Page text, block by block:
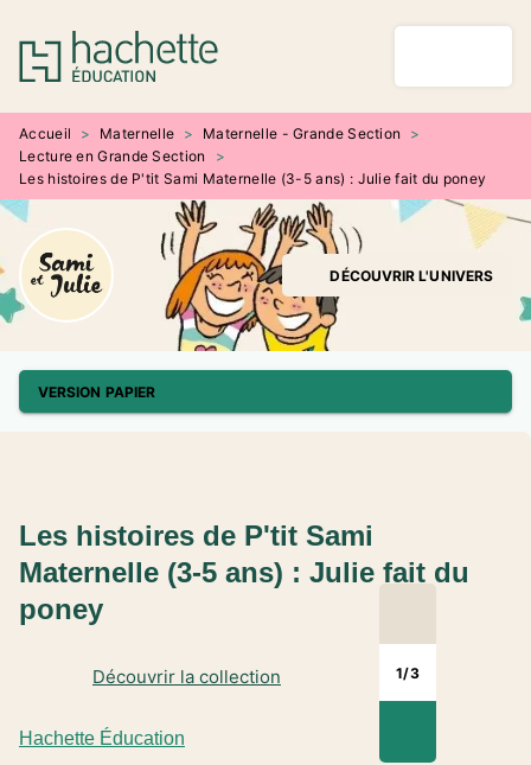
MENU RECHERCHE
PIED DE PAGE
Accueil > Maternelle > Maternelle - Grande Section
>
Lecture en Grande Section
>
Les histoires de P'tit Sami Maternelle (3-5 ans) : Julie fait du poney
DÉCOUVRIR L'UNIVERS
VERSION PAPIER
1/3
Hachette Éducation
Découvrir la collection
Les histoires de P'tit Sami
Maternelle (3-5 ans) : Julie fait du
poney